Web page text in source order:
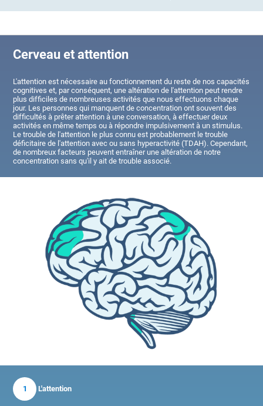
Cerveau et attention
L'attention est nécessaire au fonctionnement du reste de nos capacités
cognitives et, par conséquent, une altération de l'attention peut rendre
plus difficiles de nombreuses activités que nous effectuons chaque
jour. Les personnes qui manquent de concentration ont souvent des
difficultés à prêter attention à une conversation, à effectuer deux
activités en même temps ou à répondre impulsivement à un stimulus.
Le trouble de l'attention le plus connu est probablement le trouble
déficitaire de l'attention avec ou sans hyperactivité (TDAH). Cependant,
de nombreux facteurs peuvent entraîner une altération de notre
concentration sans qu'il y ait de trouble associé.
1 L'attention